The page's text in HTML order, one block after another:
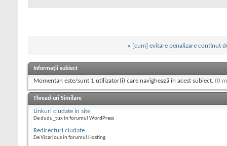
« [cum] evitare penalizare continut
Informații subiect
Momentan este/sunt 1 utilizator(i) care navighează în acest subiect. (0
Thread-uri Similare
Linkuri ciudate in site
De dudu_tux în forumul WordPress
Redirecturi ciudate
De Vicarious în forumul Hosting